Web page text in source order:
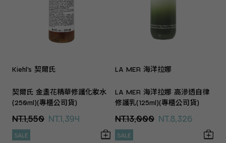
Kiehl’s 契爾氏
契爾氏 金盞花精華修護化妝水
(250ml)(專櫃公司貨)
NT.1,550 NT.1,394
SALE
LA MER 海洋拉娜
LA MER 海洋拉娜 高滲透自律
修護乳(125ml)(專櫃公司貨)
NT.13,000 NT.8,326
SALE